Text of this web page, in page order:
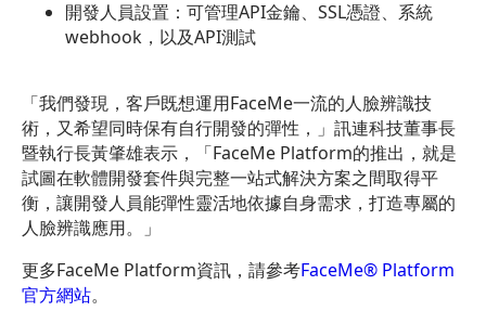
開發人員設置：可管理API金鑰、SSL憑證、系統
webhook，以及API測試
「我們發現，客戶既想運用FaceMe一流的人臉辨識技
術，又希望同時保有自行開發的彈性，」訊連科技董事長
暨執行長黃肇雄表示，「FaceMe Platform的推出，就是
試圖在軟體開發套件與完整一站式解決方案之間取得平
衡，讓開發人員能彈性靈活地依據自身需求，打造專屬的
人臉辨識應用。」
更多FaceMe Platform資訊，請參考FaceMe® Platform
官方網站。